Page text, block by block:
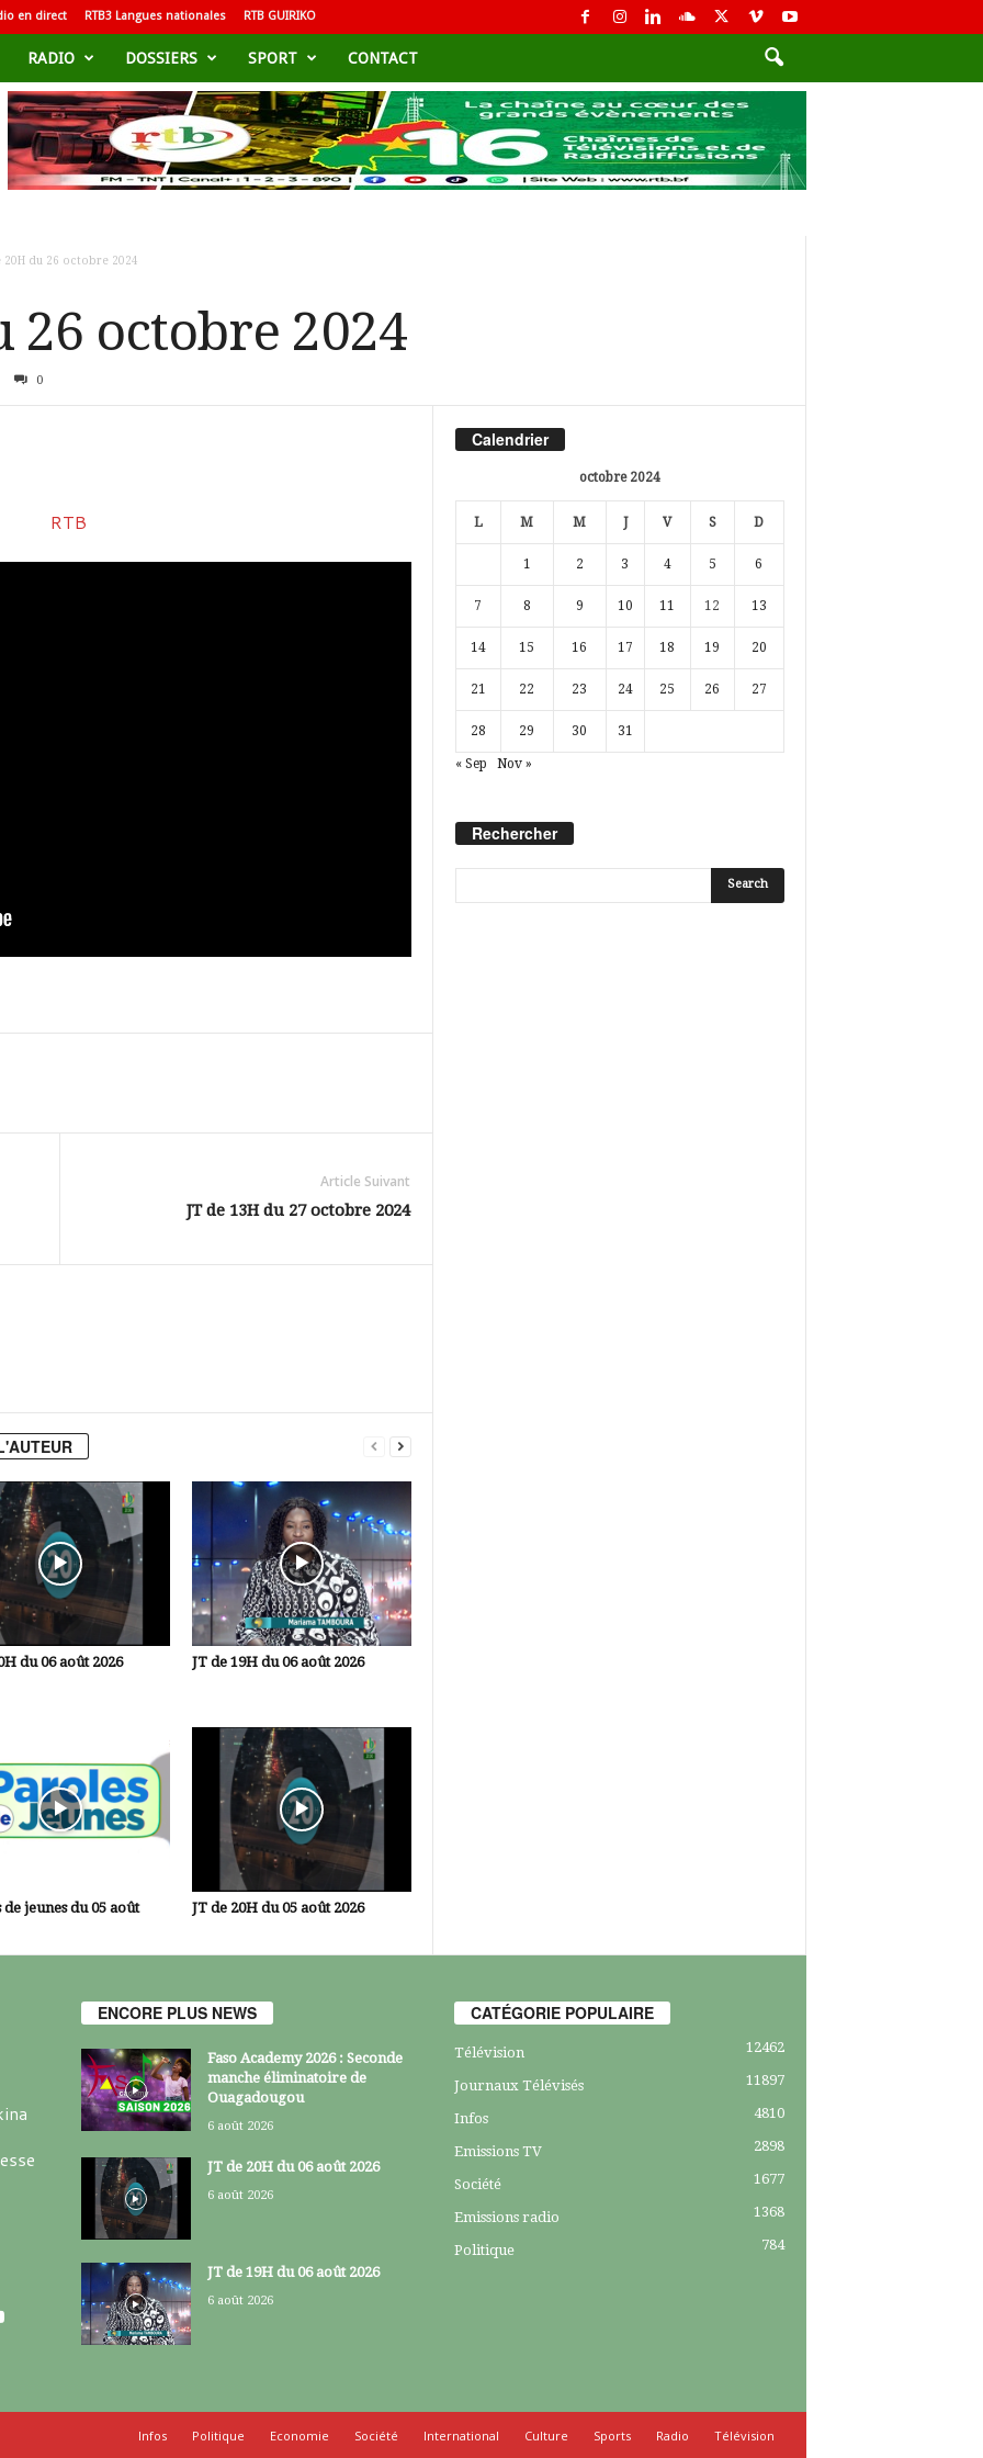
en direct RTB3 Langues nationales RTB GUIRIKO
RADIO DOSSIERS SPORT CONTACT
20H du 26 octobre 2024
26 octobre 2024
0
Article Suivant
JT de 13H du 27 octobre 2024
du 06 août 2026 JT de 19H du 06 août 2026
de jeunes du 05 août
JT de 20H du 05 août 2026
Calendrier
octobre 2024
L M M J V S D
1 2 3 4 5 6
7 8 9 10 11 12 13
14 15 16 17 18 19 20
21 22 23 24 25 26 27
28 29 30 31
« Sep Nov »
Rechercher
ENCORE PLUS NEWS
Faso Academy 2026 : Seconde
manche éliminatoire de
Ouagadougou
6 août 2026
JT de 20H du 06 août 2026
6 août 2026
JT de 19H du 06 août 2026
6 août 2026
CATÉGORIE POPULAIRE
Télévision 12462
Journaux Télévisés 11897
Infos 4810
Emissions TV 2898
Société 1677
Emissions radio 1368
Politique 784
Infos Politique Economie Société International Culture Sports Radio
Télévision